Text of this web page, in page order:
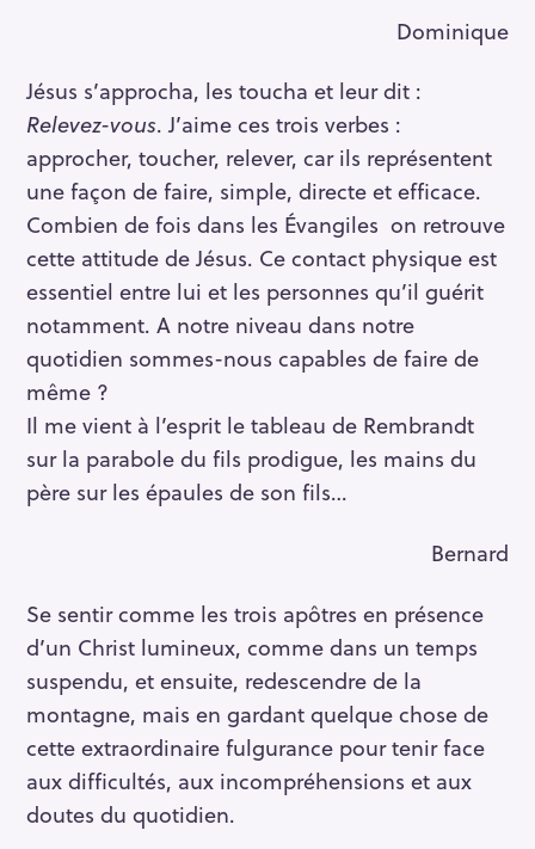
Dominique
Jésus s’approcha, les toucha et leur dit :
Relevez-vous. J’aime ces trois verbes :
approcher, toucher, relever, car ils représentent
une façon de faire, simple, directe et efficace.
Combien de fois dans les Évangiles on retrouve
cette attitude de Jésus. Ce contact physique est
essentiel entre lui et les personnes qu’il guérit
notamment. A notre niveau dans notre
quotidien sommes-nous capables de faire de
même ?
Il me vient à l’esprit le tableau de Rembrandt
sur la parabole du fils prodigue, les mains du
père sur les épaules de son fils…
Bernard
Se sentir comme les trois apôtres en présence
d’un Christ lumineux, comme dans un temps
suspendu, et ensuite, redescendre de la
montagne, mais en gardant quelque chose de
cette extraordinaire fulgurance pour tenir face
aux difficultés, aux incompréhensions et aux
doutes du quotidien.